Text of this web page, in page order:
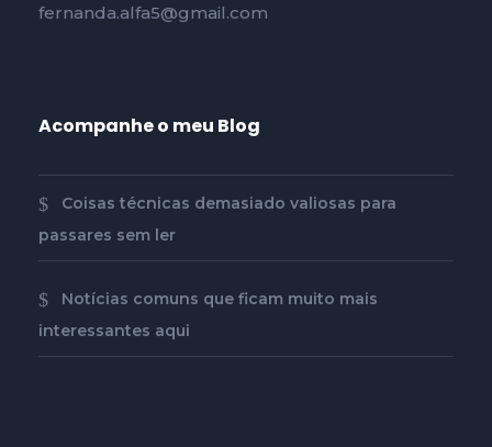
fernanda.alfa5@gmail.com
Acompanhe o meu Blog
Coisas técnicas demasiado valiosas para
passares sem ler
Notícias comuns que ficam muito mais
interessantes aqui